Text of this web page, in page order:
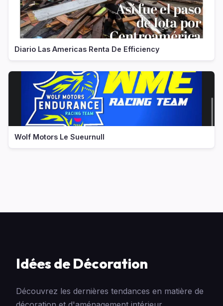
Diario Las Americas Renta De Efficiency
Wolf Motors Le Sueurnull
Idées de Décoration
Découvrez les dernières tendances en matière de